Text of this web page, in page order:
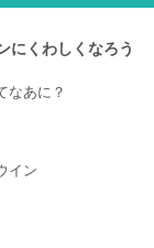
にくわしくなろう
なあに？
イン